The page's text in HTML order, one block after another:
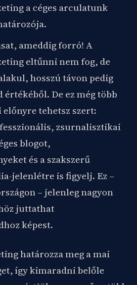
a céges arculatunk
ameddig forró! A
eltűnni nem fog, de
hosszú távon pedig
De ez még több
előnyre tehetsz szert:
zsurnalisztikai
blogot,
és a szakszerű
jelenlétre is figyelj. Ez –
– jelenleg nagyon
juttathat
képest.
határozza meg a mai
így kimaradni belőle